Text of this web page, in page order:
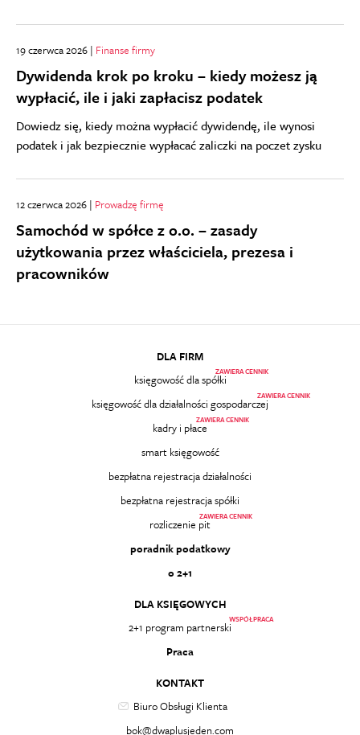
19 czerwca 2026 | Finanse firmy
Dywidenda krok po kroku – kiedy możesz ją
wypłacić, ile i jaki zapłacisz podatek
Dowiedz się, kiedy można wypłacić dywidendę, ile wynosi
podatek i jak bezpiecznie wypłacać zaliczki na poczet zysku
12 czerwca 2026 | Prowadzę firmę
Samochód w spółce z o.o. – zasady
użytkowania przez właściciela, prezesa i
pracowników
DLA FIRM
księgowość dla spółki
ZAWIERA CENNIK
księgowość dla działalności gospodarczej
ZAWIERA CENNIK
kadry i płace
ZAWIERA CENNIK
smart księgowość
bezpłatna rejestracja działalności
bezpłatna rejestracja spółki
rozliczenie pit
ZAWIERA CENNIK
poradnik podatkowy
o 2+1
DLA KSIĘGOWYCH
2+1 program partnerski
WSPÓŁPRACA
Praca
KONTAKT
Biuro Obsługi Klienta
bok@dwaplusjeden.com